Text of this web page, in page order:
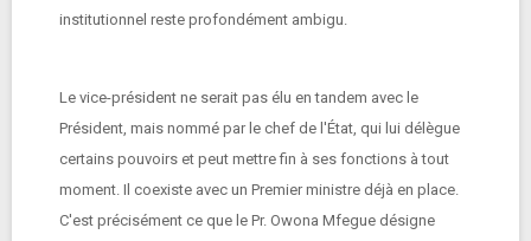
institutionnel reste profondément ambigu.
Le vice-président ne serait pas élu en tandem avec le
Président, mais nommé par le chef de l'État, qui lui délègue
certains pouvoirs et peut mettre fin à ses fonctions à tout
moment. Il coexiste avec un Premier ministre déjà en place.
C'est précisément ce que le Pr. Owona Mfegue désigne